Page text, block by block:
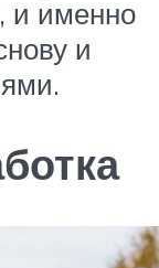
и именно
и